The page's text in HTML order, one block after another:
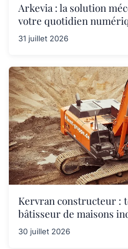
Arkevia : la solution
votre quotidien
31 juillet 2026
Kervran constructeur :
bâtisseur de maisons
30 juillet 2026